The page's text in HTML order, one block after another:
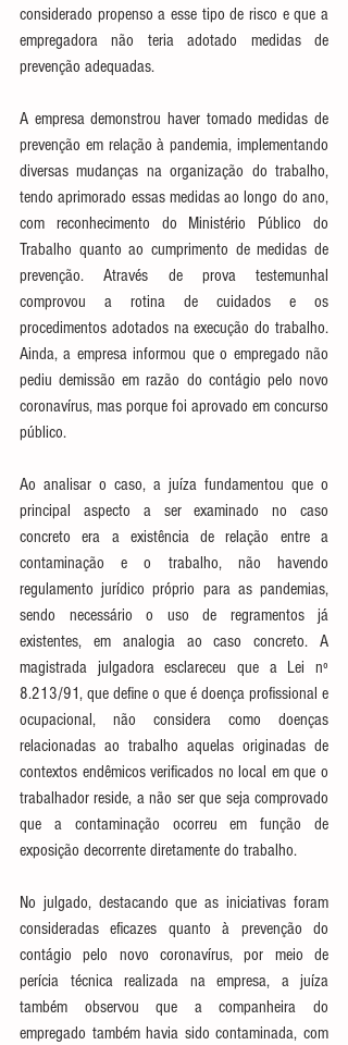
considerado propenso a esse tipo de risco e que a
empregadora não teria adotado medidas de
prevenção adequadas.
A empresa demonstrou haver tomado medidas de
prevenção em relação à pandemia, implementando
diversas mudanças na organização do trabalho,
tendo aprimorado essas medidas ao longo do ano,
com reconhecimento do Ministério Público do
Trabalho quanto ao cumprimento de medidas de
prevenção. Através de prova testemunhal
comprovou a rotina de cuidados e os
procedimentos adotados na execução do trabalho.
Ainda, a empresa informou que o empregado não
pediu demissão em razão do contágio pelo novo
coronavírus, mas porque foi aprovado em concurso
público.
Ao analisar o caso, a juíza fundamentou que o
principal aspecto a ser examinado no caso
concreto era a existência de relação entre a
contaminação e o trabalho, não havendo
regulamento jurídico próprio para as pandemias,
sendo necessário o uso de regramentos já
existentes, em analogia ao caso concreto. A
magistrada julgadora esclareceu que a Lei nº
8.213/91, que define o que é doença profissional e
ocupacional, não considera como doenças
relacionadas ao trabalho aquelas originadas de
contextos endêmicos verificados no local em que o
trabalhador reside, a não ser que seja comprovado
que a contaminação ocorreu em função de
exposição decorrente diretamente do trabalho.
No julgado, destacando que as iniciativas foram
consideradas eficazes quanto à prevenção do
contágio pelo novo coronavírus, por meio de
perícia técnica realizada na empresa, a juíza
também observou que a companheira do
empregado também havia sido contaminada, com